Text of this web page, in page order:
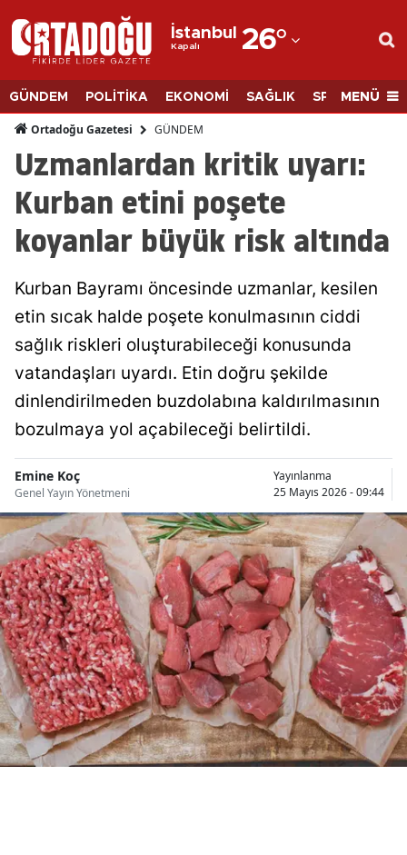
İstanbul
Kapalı 26°
Adana
Adıyaman
Afyonkarahisar
Ağrı
Amasya
Ankara
Antalya
Artvin
Aydın
Bilecik
Bingöl
Bolu
Burdur
Bursa
Çanakkale
Çankırı
Çorum
Denizli
GÜNDEM POLİTİKA EKONOMİ SAĞLIK SPORMENÜ
Ortadoğu Gazetesi GÜNDEM
Uzmanlardan kritik uyarı:
Kurban etini poşete
koyanlar büyük risk altında
Kurban Bayramı öncesinde uzmanlar, kesilen
etin sıcak halde poşete konulmasının ciddi
sağlık riskleri oluşturabileceği konusunda
vatandaşları uyardı. Etin doğru şekilde
dinlendirilmeden buzdolabına kaldırılmasının
bozulmaya yol açabileceği belirtildi.
Emine Koç
Genel Yayın Yönetmeni
Yayınlanma
25 Mayıs 2026 - 09:44